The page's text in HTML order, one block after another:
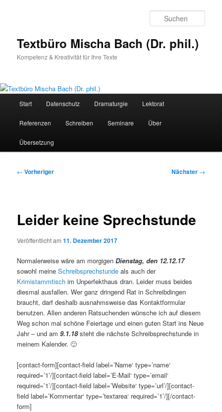
Textbüro Mischa Bach (Dr. phil.)
Kompetenz & Kreativität für Ihre Texte
Start Datenschutz Dramaturgie Lektorat
Referenzen Schreiben Seminare Über
Übersetzung
Beitragsnavigation
← Vorheriger Nächster →
Leider keine Sprechstunde
Veröffentlicht am11. Dezember 2017
Normalerweise wäre am morgigenDienstag, den 12.12.17
sowohl meineSchreibsprechstunde als auch der
Krimistammtisch im Unperfekthaus dran. Leider muss beides
diesmal ausfallen. Wer ganz dringend Rat in Schreibdingen
braucht, darf deshalb ausnahmsweise das Kontaktformular
benutzen. Allen anderen Ratsuchenden wünsche ich auf diesem
Weg schon mal schöne Feiertage und einen guten Start ins Neue
Jahr – und am9.1.18steht die nächste Schreibsprechstunde in
meinem Kalender. 🙂
[contact-form][contact-field label=’Name‘ type=’name‘
required=’1’/][contact-field label=’E-Mail‘ type=’email‘
required=’1’/][contact-field label=’Website‘ type=’url’/][contact-
field label=’Kommentar‘ type=’textarea‘ required=’1’/][/contact-
form]